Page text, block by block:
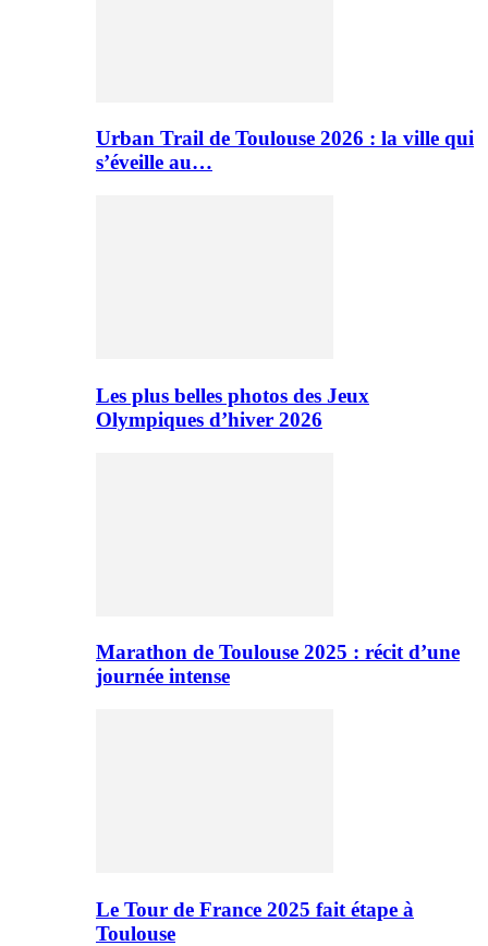
Urban Trail de Toulouse 2026 : la ville qui
s’éveille au…
Les plus belles photos des Jeux
Olympiques d’hiver 2026
Marathon de Toulouse 2025 : récit d’une
journée intense
Le Tour de France 2025 fait étape à
Toulouse